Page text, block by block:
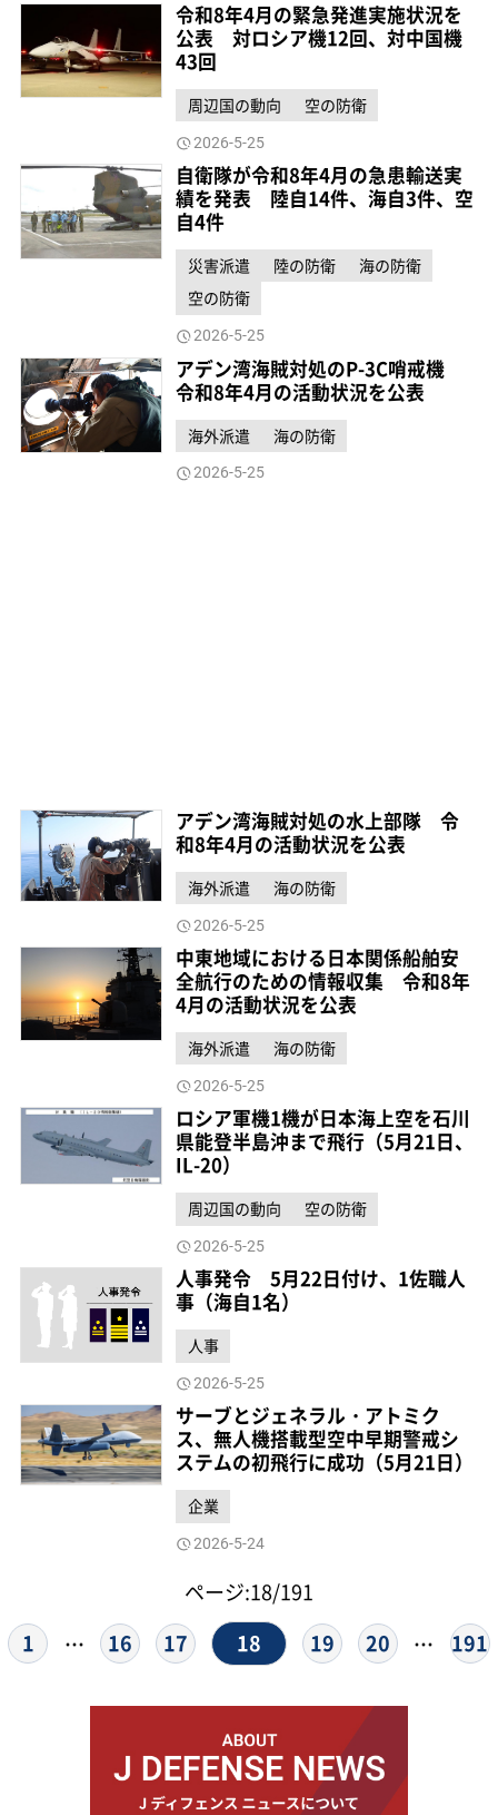
令和8年4月の緊急発進実施状況を
公表 対ロシア機12回、対中国機
43回
周辺国の動向 空の防衛
2026-5-25
自衛隊が令和8年4月の急患輸送実
績を発表 陸自14件、海自3件、空
自4件
災害派遣 陸の防衛
海の防衛
空の防衛
2026-5-25
アデン湾海賊対処のP-3C哨戒機
令和8年4月の活動状況を公表
海外派遣 海の防衛
2026-5-25
アデン湾海賊対処の水上部隊 令
和8年4月の活動状況を公表
海外派遣 海の防衛
2026-5-25
中東地域における日本関係船舶安
全航行のための情報収集 令和8年
4月の活動状況を公表
海外派遣 海の防衛
2026-5-25
ロシア軍機1機が日本海上空を石川
県能登半島沖まで飛行（5月21日、
IL-20）
周辺国の動向 空の防衛
2026-5-25
人事発令 5月22日付け、1佐職人
事（海自1名）
人事
2026-5-25
サーブとジェネラル・アトミク
ス、無人機搭載型空中早期警戒シ
ステムの初飛行に成功（5月21日）
企業
2026-5-24
ページ:18/191
1
… 16 17 18 19 20 … 191